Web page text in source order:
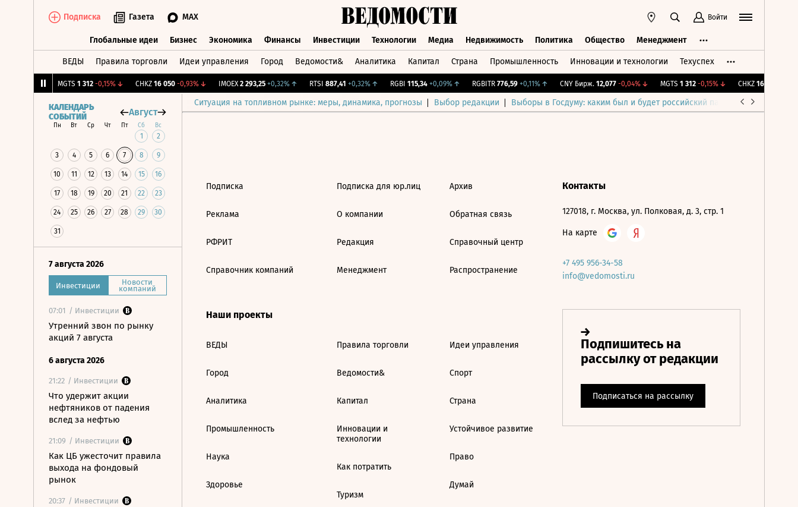
Подписка Газета MAX Войти
Глобальные идеи Бизнес Экономика Финансы Инвестиции Технологии Медиа Недвижимость Политика Общество Менеджмент
ВЕДЫ Правила торговли Идеи управления Город Ведомости& Аналитика Капитал Страна Промышленность Инновации и технологии Техуспех
MGTS 1 312 -0,15%↓ CHKZ 16 050 -0,93%↓ IMOEX 2 293,25 +0,32%↑ RTSI 887,41 +0,32%↑ RGBI 115,34 +0,09%↑ RGBITR 776,59 +0,11%↑ CNY Бирж. 12,077 -0,04%↓ MGTS 1 312 -0,15%↓ CHKZ 16 050
Ситуация на топливном рынке: меры, динамика, прогнозы Выбор редакции Выборы в Госдуму: каким был и будет российский парламент
КАЛЕНДАРЬ
СОБЫТИЙ
Август
Пн Вт Ср Чт Пт Сб Вс
1 2
3 4 5 6 7 8 9
10 11 12 13 14 15 16
17 18 19 20 21 22 23
24 25 26 27 28 29 30
31
7 августа 2026
Инвестиции Новости
компаний
07:01 / Инвестиции
Утренний звон по рынку
акций 7 августа
6 августа 2026
21:22 / Инвестиции
Что удержит акции
нефтяников от падения
вслед за нефтью
21:09 / Инвестиции
Как ЦБ ужесточит правила
выхода на фондовый
рынок
20:37 / Инвестиции
Подписка
Реклама
РФРИТ
Справочник компаний
Подписка для юр.лиц
О компании
Редакция
Менеджмент
Архив
Обратная связь
Справочный центр
Распространение
Наши проекты
ВЕДЫ
Город
Аналитика
Промышленность
Наука
Здоровье
Правила торговли
Ведомости&
Капитал
Инновации и
технологии
Как потратить
Туризм
Идеи управления
Спорт
Страна
Устойчивое развитие
Право
Думай
Контакты
127018, г. Москва, ул. Полковая, д. 3, стр. 1
На карте
+7 495 956-34-58
info@vedomosti.ru